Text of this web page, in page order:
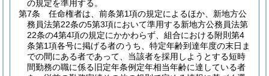
の規定を準用する。
第7条
任命権者は、前条第1項の規定によるほか、新地方公
務員法第22条の5第3項において準用する新地方公務員法第
22条の4第4項の規定にかかわらず、組合における附則第4
条第1項各号に掲げる者のうち、特定年齢到達年度の末日ま
での間にある者であって、当該者を採用しようとする短時
間勤務の職に係る旧定年条例定年相当年齢に達している者